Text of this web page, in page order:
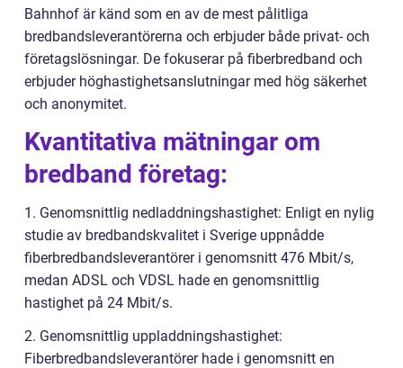
Bahnhof är känd som en av de mest pålitliga
bredbandsleverantörerna och erbjuder både privat- och
företagslösningar. De fokuserar på fiberbredband och
erbjuder höghastighetsanslutningar med hög säkerhet
och anonymitet.
Kvantitativa mätningar om
bredband företag:
1. Genomsnittlig nedladdningshastighet: Enligt en nylig
studie av bredbandskvalitet i Sverige uppnådde
fiberbredbandsleverantörer i genomsnitt 476 Mbit/s,
medan ADSL och VDSL hade en genomsnittlig
hastighet på 24 Mbit/s.
2. Genomsnittlig uppladdningshastighet:
Fiberbredbandsleverantörer hade i genomsnitt en